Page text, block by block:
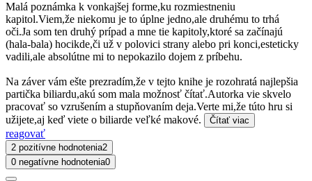
Malá poznámka k vonkajšej forme,ku rozmiestneniu
kapitol.Viem,že niekomu je to úplne jedno,ale druhému to trhá
oči.Ja som ten druhý prípad a mne tie kapitoly,ktoré sa začínajú
(hala-bala) hocikde,či už v polovici strany alebo pri konci,esteticky
vadili,ale absolútne mi to nepokazilo dojem z príbehu.
Na záver vám ešte prezradím,že v tejto knihe je rozohratá najlepšia
partička biliardu,akú som mala možnosť čítať.Autorka vie skvelo
pracovať so vzrušením a stupňovaním deja.Verte mi,že túto hru si
užijete,aj keď viete o biliarde veľké makové.
Čítať viac
reagovať
2 pozitívne hodnotenia2
0 negatívne hodnotenia0